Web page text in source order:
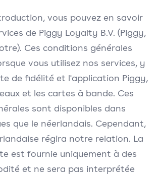
Réserver une démo
Essayer gratuitement
vous pouvez en savoir
de Piggy Loyalty B.V. (Piggy,
Ces conditions générales
vous utilisez nos services, y
de fidélité et l'application Piggy,
et les cartes à bande. Ces
sont disponibles dans
que le néerlandais. Cependant,
régira notre relation. La
est fournie uniquement à des
et ne sera pas interprétée